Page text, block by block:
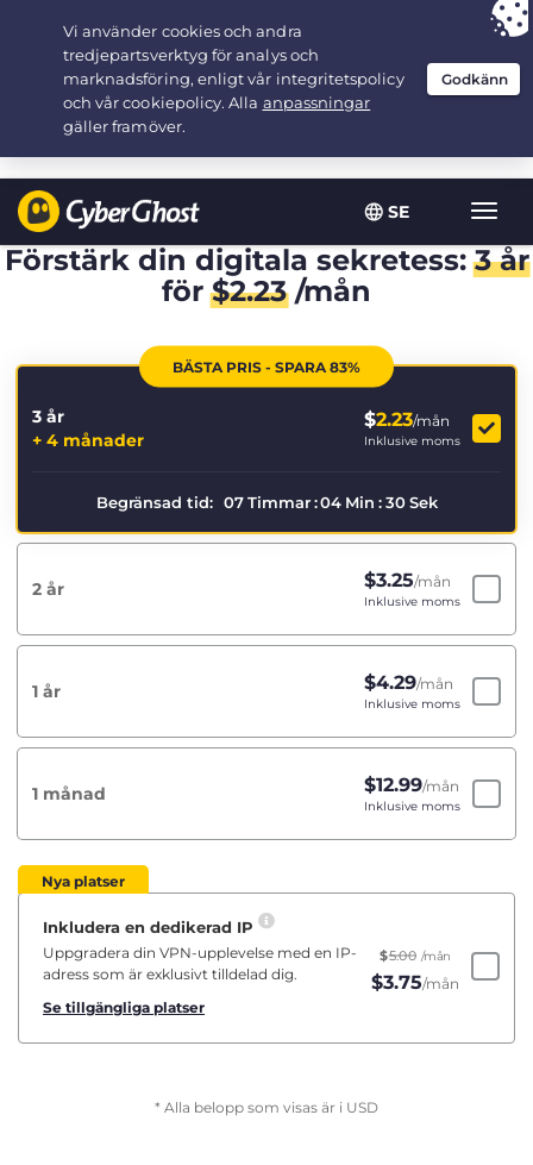
SE
Växla
Your choice:The Best Dealfor 3.3333333333333-years at $
/month
Förstärk din digitala sekretess:3 år
för$2.23/mån
BÄSTA PRIS - SPARA 83%
3 år
+ 4 månader
$2.23/mån
Inklusive moms
Begränsad tid: 07 Timmar :04 Min : 29 Sek
2 år $3.25/mån
Inklusive moms
1 år $4.29/mån
Inklusive moms
1 månad $12.99/mån
Inklusive moms
Nya platser
Inkludera en dedikerad IP
Uppgradera din VPN-upplevelse med en IP-
adress som är exklusivt tilldelad dig.
Se tillgängliga platser
$5.00 /mån
$3.75/mån
* Alla belopp som visas är i USD